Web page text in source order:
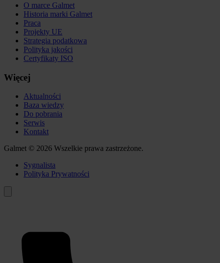
O marce Galmet
Historia marki Galmet
Praca
Projekty UE
Strategia podatkowa
Polityka jakości
Certyfikaty ISO
Więcej
Aktualności
Baza wiedzy
Do pobrania
Serwis
Kontakt
Galmet © 2026 Wszelkie prawa zastrzeżone.
Sygnalista
Polityka Prywatności